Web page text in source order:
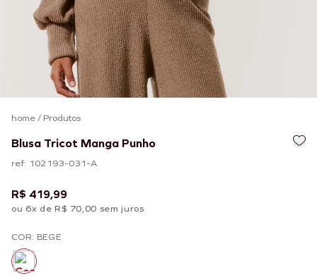
home/ Produtos
Blusa Tricot Manga Punho
ref: 102193-031-A
R$ 419,99
ou 6x de R$ 70,00 sem juros
COR: BEGE